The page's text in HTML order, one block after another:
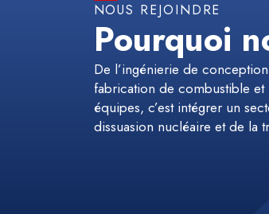
NOUS REJOINDRE
Pourquoi
De l’ingénierie de
fabrication de combustible
équipes, c’est intégrer un
dissuasion nucléaire et de la